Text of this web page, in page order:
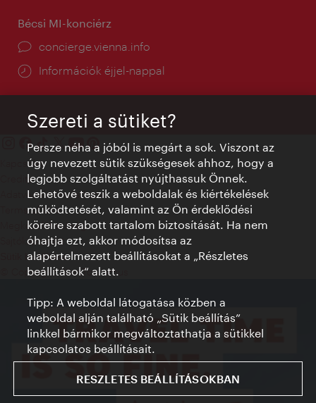
Bécsi MI-konciérz
concierge.vienna.info
Információk éjjel-nappal
Kapcsolat
Credits
Adatvédelmi nyilatkozat
Terms of Use
Megközelíthetőség
Sajtókapcsolat
Sütik beállítása
© Copyright WienTourismus
Szereti a sütiket?
Persze néha a jóból is megárt a sok. Viszont az
úgy nevezett sütik szükségesek ahhoz, hogy a
legjobb szolgáltatást nyújthassuk Önnek.
Lehetővé teszik a weboldalak és kiértékelések
működtetését, valamint az Ön érdeklődési
köreire szabott tartalom biztosítását. Ha nem
óhajtja ezt, akkor módosítsa az
alapértelmezett beállításokat a „Részletes
beállítások“ alatt.
Tipp: A weboldal látogatása közben a
weboldal alján található „Sütik beállítás”
linkkel bármikor megváltoztathatja a sütikkel
kapcsolatos beállításait.
RESZLETES BEÁLLÍTÁSOKBAN